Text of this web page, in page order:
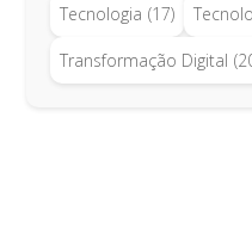
Tecnologia (17)
Transformação Digital